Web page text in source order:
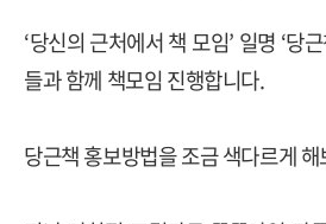
‘당신의 근처에서 책 모임’ 일명 ‘당
들과 함께 책모임 진행합니다.
당근책 홍보방법을 조금 색다르게